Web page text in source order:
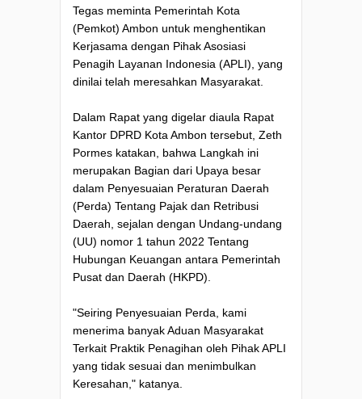
Tegas meminta Pemerintah Kota
(Pemkot) Ambon untuk menghentikan
Kerjasama dengan Pihak Asosiasi
Penagih Layanan Indonesia (APLI), yang
dinilai telah meresahkan Masyarakat.
Dalam Rapat yang digelar diaula Rapat
Kantor DPRD Kota Ambon tersebut, Zeth
Pormes katakan, bahwa Langkah ini
merupakan Bagian dari Upaya besar
dalam Penyesuaian Peraturan Daerah
(Perda) Tentang Pajak dan Retribusi
Daerah, sejalan dengan Undang-undang
(UU) nomor 1 tahun 2022 Tentang
Hubungan Keuangan antara Pemerintah
Pusat dan Daerah (HKPD).
"Seiring Penyesuaian Perda, kami
menerima banyak Aduan Masyarakat
Terkait Praktik Penagihan oleh Pihak APLI
yang tidak sesuai dan menimbulkan
Keresahan," katanya.